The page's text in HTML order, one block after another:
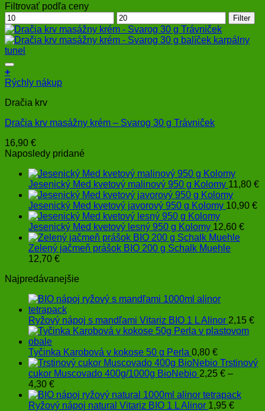
Filtrovať podľa ceny
Minimálna
cena
Maximálna
cena
Filter
+
Rýchly nákup
Dračia krv
Dračia krv masážny krém – Svarog 30 g Trávniček
16,90 €
Naposledy pridané
Jesenický Med kvetový malinový 950 g Kolomy 11,80 €
Jesenický Med kvetový javorový 950 g Kolomy 10,90 €
Jesenický Med kvetový lesný 950 g Kolomy 12,60 €
Zelený jačmeň prášok BIO 200 g Schalk Muehle
12,70 €
Najpredávanejšie
Ryžový nápoj s mandľami Vitariz BIO 1 L Alinor 2,15 €
Tyčinka Karobová v kokose 50 g Perla 0,80 €
Trstinový
cukor Muscovado 400g/1000g BioNebio 2,25 € –
4,30 €Price
range:
2,25 €
Ryžový nápoj natural Vitariz BIO 1 L Alinor 1,95 €